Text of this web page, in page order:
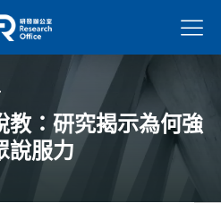
菜單
教：研究揭示為何強
說服力